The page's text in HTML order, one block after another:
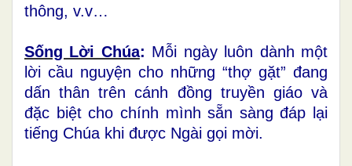
thông, v.v…
Sống Lời Chúa: Mỗi ngày luôn dành một
lời cầu nguyện cho những “thợ gặt” đang
dấn thân trên cánh đồng truyền giáo và
đặc biệt cho chính mình sẵn sàng đáp lại
tiếng Chúa khi được Ngài gọi mời.